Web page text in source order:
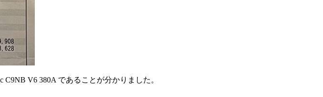
V6 380A であることが分かりました。